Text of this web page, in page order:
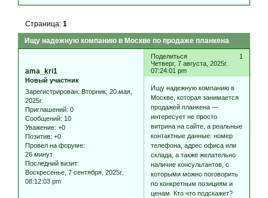
Ищу надежную компанию в Москве по продаже планкена
Страница:1
Поделиться
1
Четверг, 7 августа, 2025г.
07:24:01 pm
ama_kri1
Новый участник
Зарегистрирован: Вторник, 20 мая,
2025г.
Приглашений: 0
Сообщений: 10
Уважение: +0
Позитив: +0
Провел на форуме:
26 минут
Последний визит:
Воскресенье, 7 сентября, 2025г.
08:12:03 pm
Ищу надежную компанию в
Москве, которая занимается
продажей планкена —
интересует не просто
витрина на сайте, а реальные
контактные данные: номер
телефона, адрес офиса или
склада, а также желательно
наличие консультантов, с
которыми можно поговорить
по конкретным позициям и
ценам. Кто что подскажет?